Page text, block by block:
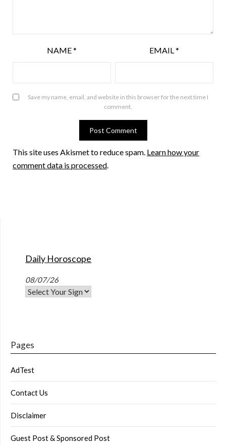
NAME* EMAIL*
Save my name, email, and website in this browser for the next time I
comment.
This site uses Akismet to reduce spam. Learn how your
comment data is processed.
Daily Horoscope
08/07/26
Pages
AdTest
Contact Us
Disclaimer
Guest Post & Sponsored Post